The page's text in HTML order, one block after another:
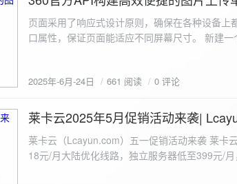
页面采用了响应式设计原则，确保在各种设备
口属性，保证页面能适应不同屏幕尺寸。 新建
重置默认样式 */ * { margin: 0; padding: 0; box-sizing: border-box; } /* 设置页面的字体和添加背景图片 */
center fixed; /* 使用服务器上的路径 */ background-size: cover; /* 保证背景图片覆盖整个视窗 */ color:
#333; display: flex; justify-content: center; align-items: center; min-height: 100vh; margin: 0; } /* 容器样
式 */ .container { background-color: rgba(255, 255, 255, 0.9); /* 使用半透明白色背景，以便在图片背景
上更清晰地显示内容 */ padding: 30px; border-radius: 8px; box-shadow: 0 4px 8px rgba(0, 0, 0, 0.1);
2025年-6月-24日 661 阅读 0 评论
2025-5-20
莱卡云2025年5月促销活动来袭|
莱卡云（Lcayun.com）五一促销活动来袭 莱卡云是一家专门经营大陆优化线路的服务商，云服务器低至
18元/月大陆优化线路，独立服务器低至399元/